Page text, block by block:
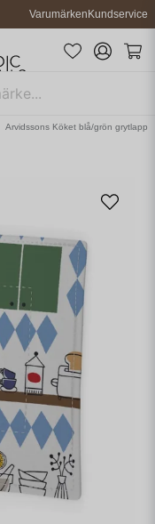
VarumärkenKundservice
Arvidssons Köket blå/grön grytlapp